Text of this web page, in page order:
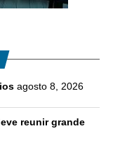
agosto 8, 2026
reunir grande